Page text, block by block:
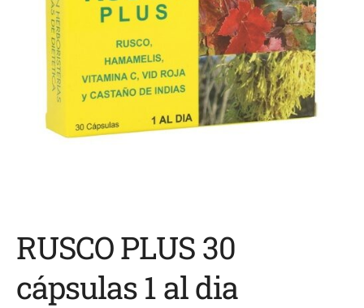
RUSCO PLUS 30
cápsulas 1 al dia